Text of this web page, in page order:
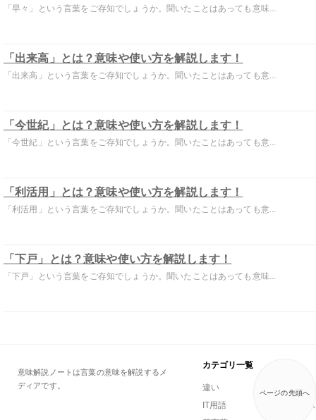
「早々」という言葉をご存知でしょうか。聞いたことはあっても意味...
「出来高」とは？意味や使い方を解説します！
「出来高」という言葉をご存知でしょうか。聞いたことはあっても意...
「今世紀」とは？意味や使い方を解説します！
「今世紀」という言葉をご存知でしょうか。聞いたことはあっても意...
「利活用」とは？意味や使い方を解説します！
「利活用」という言葉をご存知でしょうか。聞いたことはあっても意...
「下戸」とは？意味や使い方を解説します！
「下戸」という言葉をご存知でしょうか。聞いたことはあっても意味...
ページの先頭へ
意味解説ノートは言葉の意味を解説するメ
ディアです。
カテゴリ一覧
違い
一般用語
IT用語
ビジネ